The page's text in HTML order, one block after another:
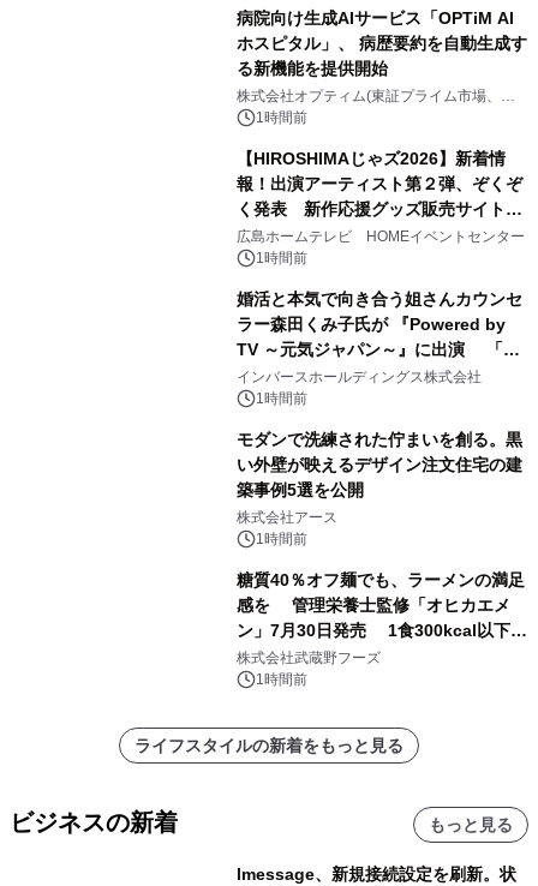
病院向け生成AIサービス「OPTiM AI
ホスピタル」、 病歴要約を自動生成す
る新機能を提供開始
株式会社オプティム(東証プライム市場、コ
ード：3694)
1時間前
【HIROSHIMAじゃズ2026】新着情
報！出演アーティスト第２弾、ぞくぞ
く発表 新作応援グッズ販売サイトも
同時オープンします！
広島ホームテレビ HOMEイベントセンター
1時間前
婚活と本気で向き合う姐さんカウンセ
ラー森田くみ子氏が 『Powered by
TV ～元気ジャパン～』に出演 「元
気が出るPower講座」で婚活の「加点
方式」を紹介
インバースホールディングス株式会社
1時間前
モダンで洗練された佇まいを創る。黒
い外壁が映えるデザイン注文住宅の建
築事例5選を公開
株式会社アース
1時間前
糖質40％オフ麺でも、ラーメンの満足
感を 管理栄養士監修「オヒカエメ
ン」7月30日発売 1食300kcal以下・
1日の1/3量の野菜・塩分3.3g以下を実
現
株式会社武蔵野フーズ
1時間前
ライフスタイルの新着をもっと見る
ビジネスの新着 もっと見る
lmessage、新規接続設定を刷新。状